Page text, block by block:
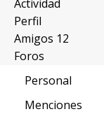
Entrar
Crear Cuenta
Actividad
Perfil
Amigos 12
Foros
Personal
Menciones